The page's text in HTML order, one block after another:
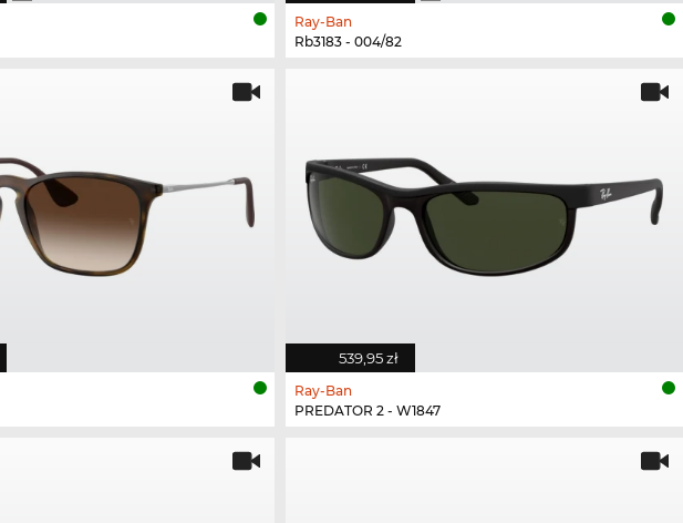
Ray-Ban
Rb3183 - 004/82
539,95 zł
Ray-Ban
PREDATOR 2 - W1847